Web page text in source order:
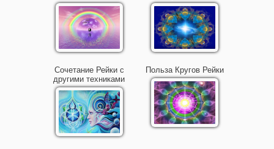
Сочетание Рейки с
другими техниками
Польза Кругов Рейки